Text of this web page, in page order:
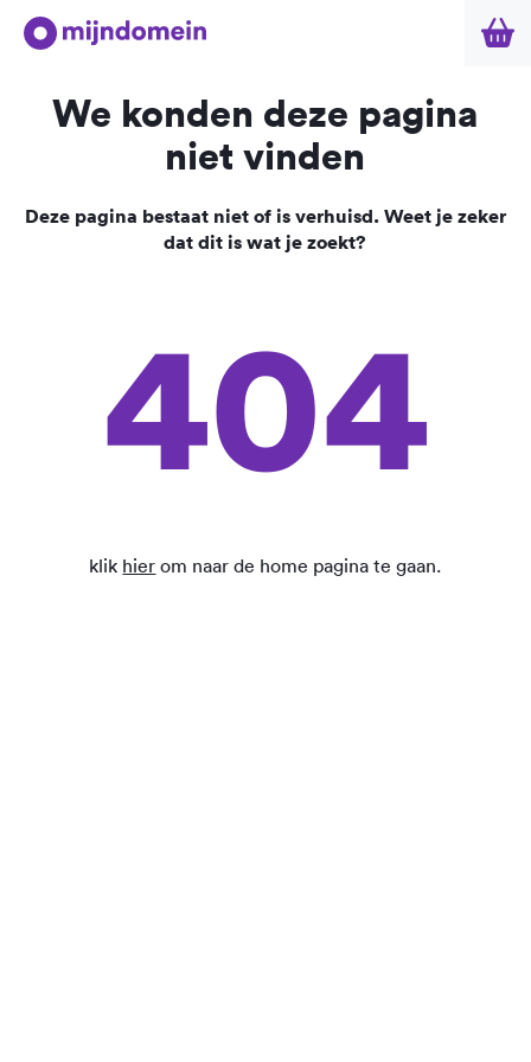
We konden deze pagina
niet vinden
Deze pagina bestaat niet of is verhuisd. Weet je zeker
dat dit is wat je zoekt?
404
klik hier om naar de home pagina te gaan.